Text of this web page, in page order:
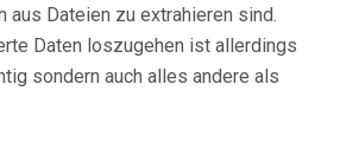
aus Dateien zu extrahieren sind.
Daten loszugehen ist allerdings
sondern auch alles andere als